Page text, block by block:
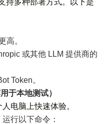
持多种部署方式。以下是
高。
或其他 LLM 提供商的
Token。
于本地测试）
电脑上快速体验。
行以下命令：